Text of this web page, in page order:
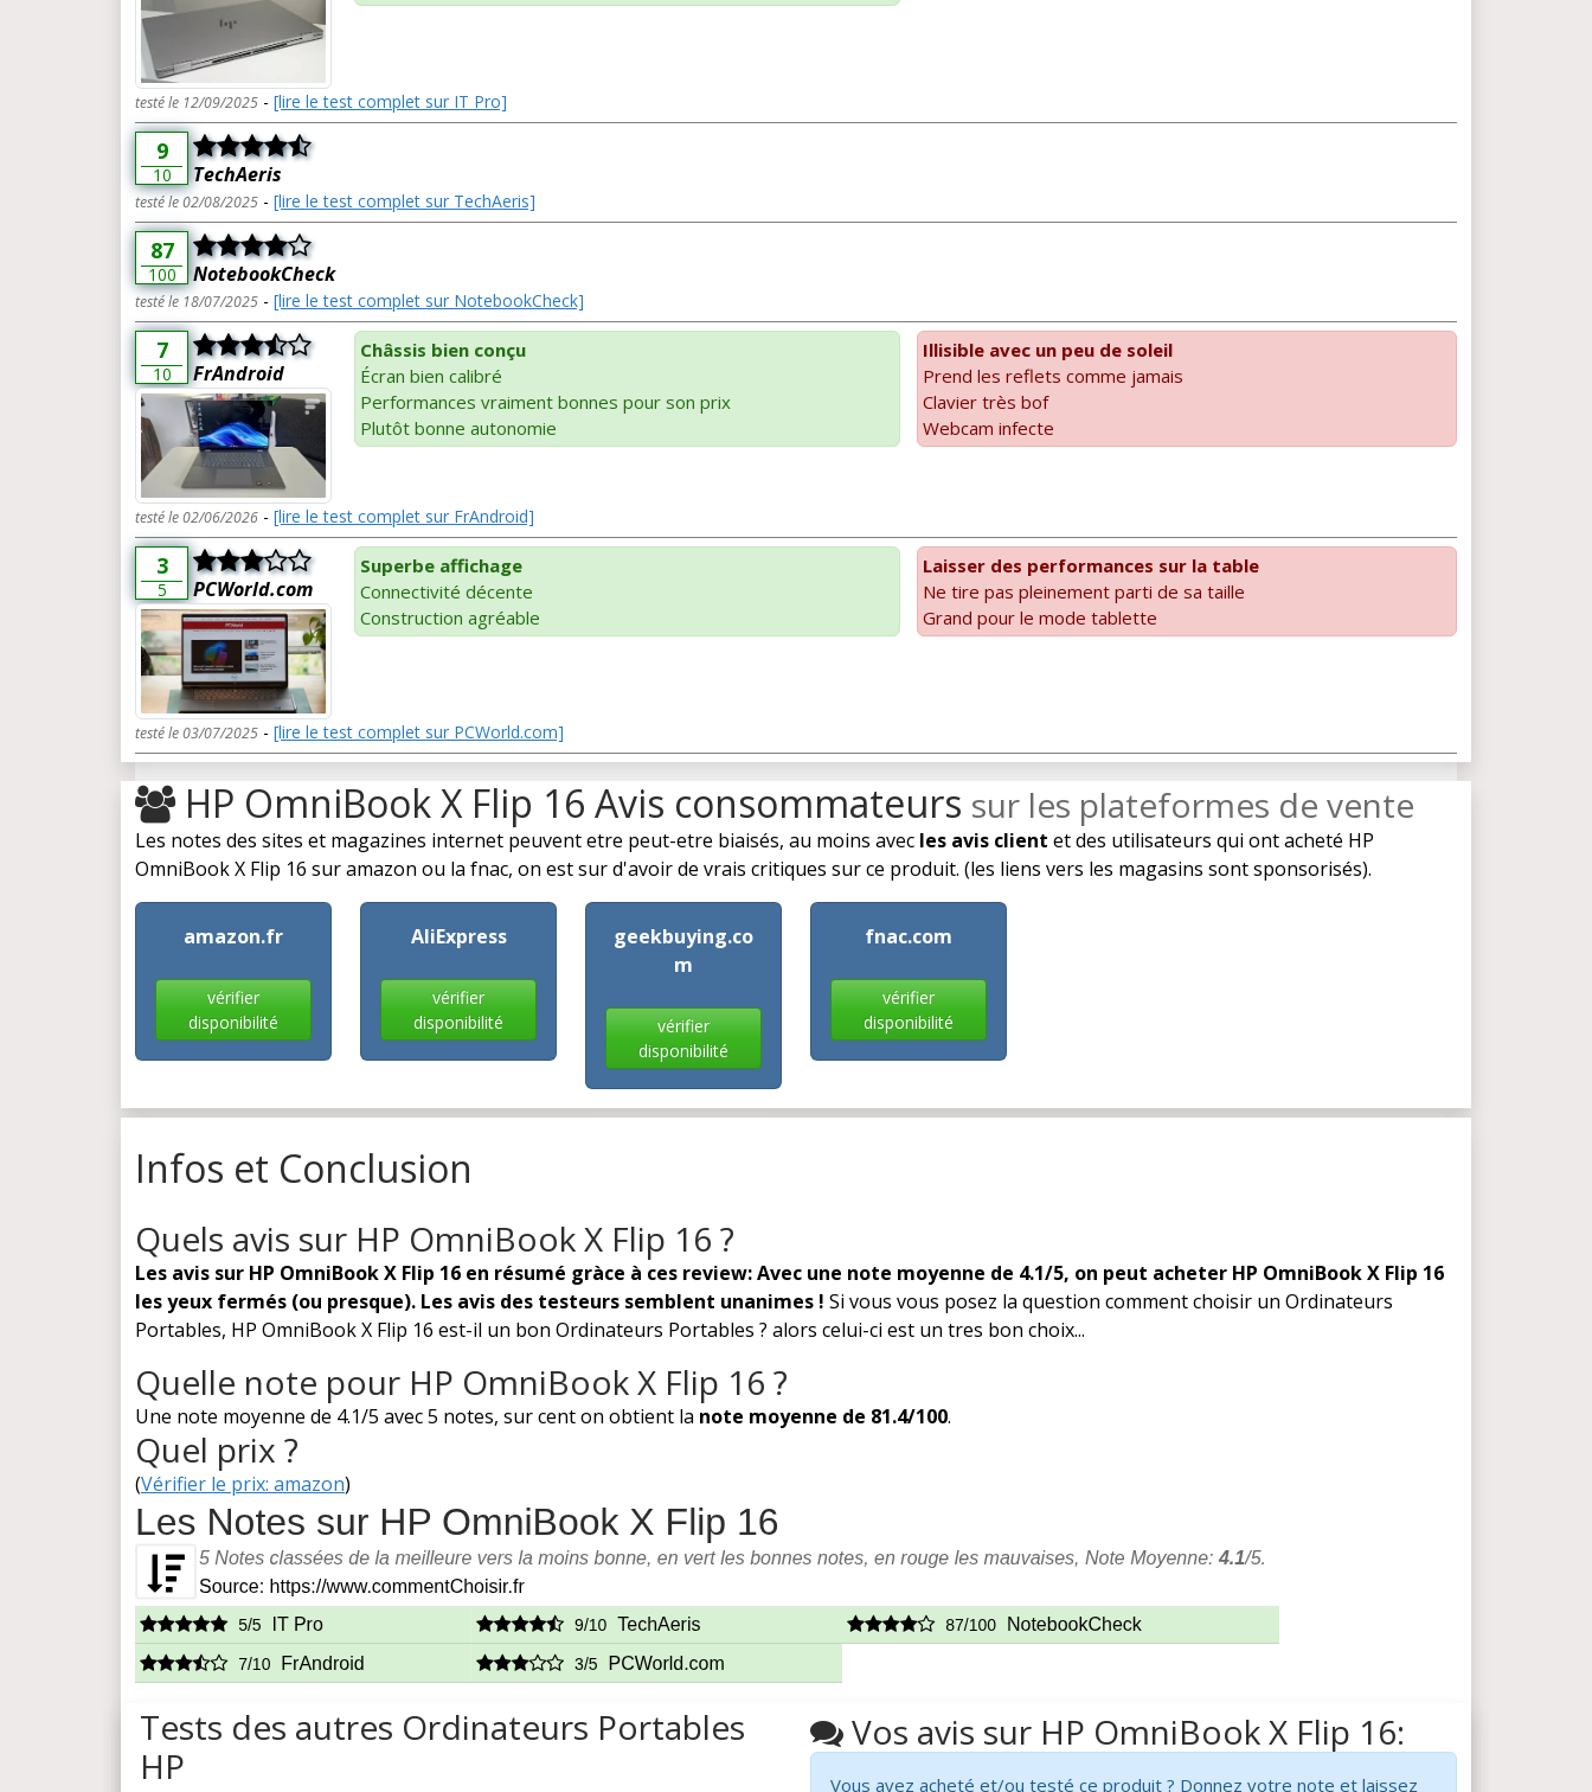
testé le 12/09/2025 - [lire le test complet sur IT Pro]
9
10 TechAeris
testé le 02/08/2025 - [lire le test complet sur TechAeris]
87
100 NotebookCheck
testé le 18/07/2025 - [lire le test complet sur NotebookCheck]
7
10 FrAndroid
Châssis bien conçu
Écran bien calibré
Performances vraiment bonnes pour son prix
Plutôt bonne autonomie
Illisible avec un peu de soleil
Prend les reflets comme jamais
Clavier très bof
Webcam infecte
testé le 02/06/2026 - [lire le test complet sur FrAndroid]
3
5 PCWorld.com
Superbe affichage
Connectivité décente
Construction agréable
Laisser des performances sur la table
Ne tire pas pleinement parti de sa taille
Grand pour le mode tablette
testé le 03/07/2025 - [lire le test complet sur PCWorld.com]
HP OmniBook X Flip 16 Avis consommateurs sur les plateformes de vente
Les notes des sites et magazines internet peuvent etre peut-etre biaisés, au moins avec les avis client et des utilisateurs qui ont acheté HP
OmniBook X Flip 16 sur amazon ou la fnac, on est sur d'avoir de vrais critiques sur ce produit. (les liens vers les magasins sont sponsorisés).
amazon.fr
vérifier
disponibilité
AliExpress
vérifier
disponibilité
geekbuying.co
m
vérifier
disponibilité
fnac.com
vérifier
disponibilité
Infos et Conclusion
Quels avis sur HP OmniBook X Flip 16 ?
Les avis sur HP OmniBook X Flip 16 en résumé gràce à ces review: Avec une note moyenne de 4.1/5, on peut acheter HP OmniBook X Flip 16
les yeux fermés (ou presque). Les avis des testeurs semblent unanimes ! Si vous vous posez la question comment choisir un Ordinateurs
Portables, HP OmniBook X Flip 16 est-il un bon Ordinateurs Portables ? alors celui-ci est un tres bon choix...
Quelle note pour HP OmniBook X Flip 16 ?
Une note moyenne de 4.1/5 avec 5 notes, sur cent on obtient la note moyenne de 81.4/100.
Quel prix ?
(Vérifier le prix: amazon)
Tests des autres Ordinateurs Portables
HP
Vos avis sur HP OmniBook X Flip 16:
Vous avez acheté et/ou testé ce produit ? Donnez votre note et laissez